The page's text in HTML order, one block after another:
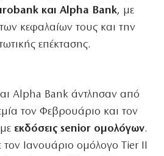
και Alpha Bank, με
κεφαλαίων τους και την
επέκτασης.
Alpha Bank άντλησαν από
τον Φεβρουάριο και τον
εκδόσεις senior ομολόγων.
Ιανουάριο ομόλογο Tier II